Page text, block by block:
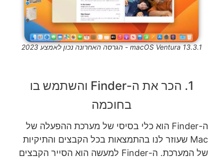
macOS Ventura 13.3.1 - הגרסה האחרונה נכון לאמצע 2023
1. הכר את ה-Finder והשתמש בו
בחוכמה
ה-Finder הוא כלי בסיסי של מערכת ההפעלה של
Mac שעוזר לנו בהתמצאות בכל הקבצים והתיקיות
של המערכת. ה-Finder למעשה הוא הסייר הקבצים